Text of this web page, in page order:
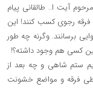
مرحوم آیت ا.. طالقانی پیام
رجوی کسب کنند! این
برسانند. وگرنه چه طور
کسی هم وجود داشته؟!
ستم شاهی و چه بعد از
فرقه و مواضع خشونت